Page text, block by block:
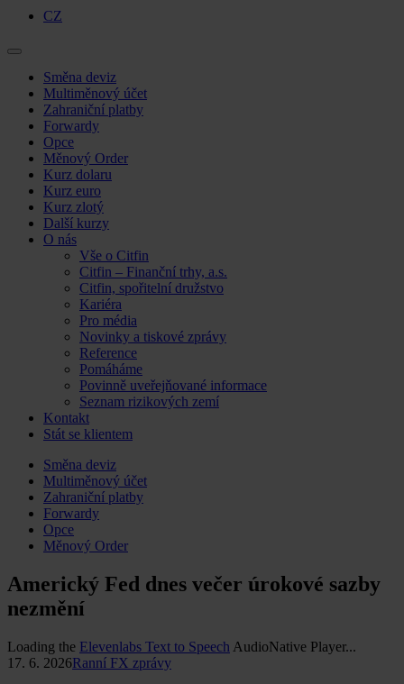
CZ
Skip
content
Směna deviz
Multiměnový účet
Zahraniční platby
Forwardy
Opce
Měnový Order
Kurz dolaru
Kurz euro
Kurz zlotý
Další kurzy
O nás
Vše o Citfin
Citfin – Finanční trhy, a.s.
Citfin, spořitelní družstvo
Kariéra
Pro média
Novinky a tiskové zprávy
Reference
Pomáháme
Povinně uveřejňované informace
Seznam rizikových zemí
Kontakt
Stát se klientem
Skip
content
Směna deviz
Multiměnový účet
Zahraniční platby
Forwardy
Opce
Měnový Order
Americký Fed dnes večer úrokové sazby
nezmění
Loading the Elevenlabs Text to Speech AudioNative Player...
17. 6. 2026Ranní FX zprávy